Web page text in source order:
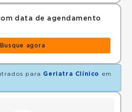
data de agendamento
Busque agora
para Geriatra Clínico
em